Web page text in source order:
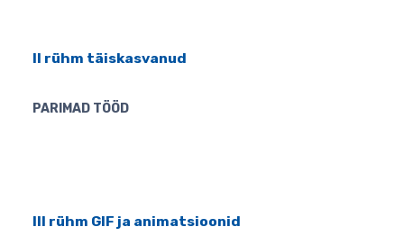
II rühm täiskasvanud
PARIMAD TÖÖD
III rühm GIF ja animatsioonid